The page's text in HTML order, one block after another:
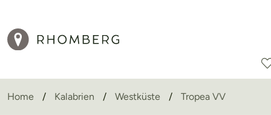
Reisearten
Home Kalabrien Westküste Tropea VV